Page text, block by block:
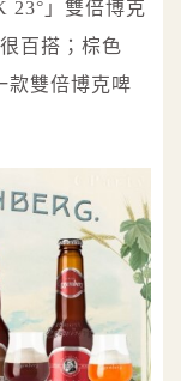
23°」雙倍博克
百搭；棕色
款雙倍博克啤